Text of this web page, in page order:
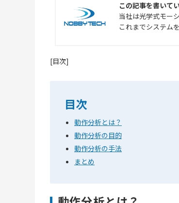
この記事を書いて
当社は光学式モー
これまでシステム
[目次]
目次
動作分析とは？
動作分析の目的
動作分析の手法
まとめ